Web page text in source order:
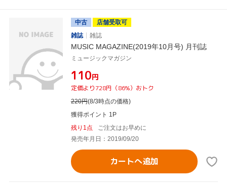
中古
店舗受取可
雑誌
雑誌
MUSIC MAGAZINE(2019年10月号) 月刊誌
ミュージックマガジン
¥110円
定価より728円（86%）おトク
220円(8/3時点の価格)
獲得ポイント 1P
残り1点
ご注文はお早めに
発売年月日：2019/09/20
カートへ追加